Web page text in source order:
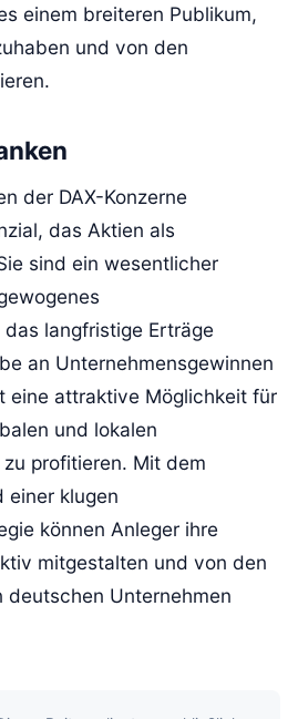
einem breiteren Publikum,
und von den
der DAX-Konzerne
das Aktien als
sind ein wesentlicher
langfristige Erträge
an Unternehmensgewinnen
eine attraktive Möglichkeit für
und lokalen
profitieren. Mit dem
einer klugen
können Anleger ihre
mitgestalten und von den
deutschen Unternehmen